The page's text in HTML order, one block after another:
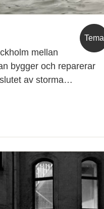
Tema
mellan
bygger och reparerar
av storma…